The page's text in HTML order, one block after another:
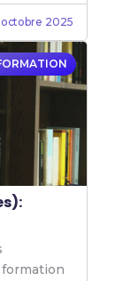
d'études.
octobre 2025
formation